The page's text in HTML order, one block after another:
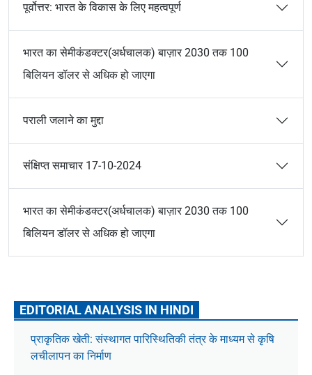
पूर्वोत्तर: भारत के विकास के लिए महत्वपूर्ण
भारत का सेमीकंडक्टर(अर्धचालक) बाज़ार 2030 तक 100
बिलियन डॉलर से अधिक हो जाएगा
पराली जलाने का मुद्दा
संक्षिप्त समाचार 17-10-2024
भारत का सेमीकंडक्टर(अर्धचालक) बाज़ार 2030 तक 100
बिलियन डॉलर से अधिक हो जाएगा
EDITORIAL ANALYSIS IN HINDI
प्राकृतिक खेती: संस्थागत पारिस्थितिकी तंत्र के माध्यम से कृषि
लचीलापन का निर्माण